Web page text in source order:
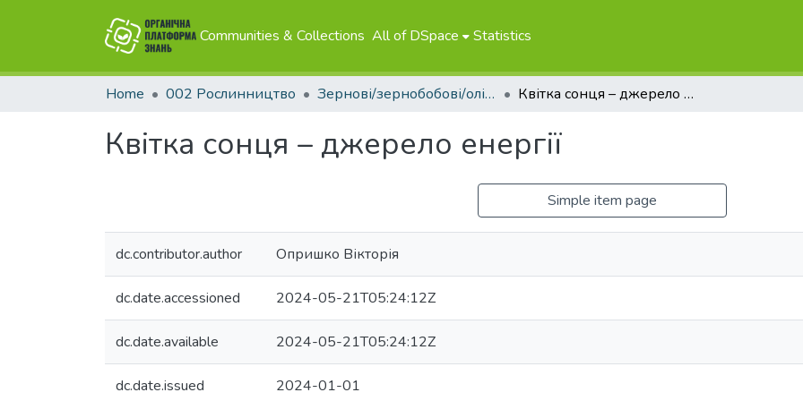
Communities & Collections All of DSpace Statistics
Home 002 Рослинництво Зернові/зернобобові/олійні Квітка сонця – джерело енергії
Квітка сонця – джерело енергії
Simple item page
dc.contributor.author Опришко Вікторія
dc.date.accessioned 2024-05-21T05:24:12Z
dc.date.available 2024-05-21T05:24:12Z
dc.date.issued 2024-01-01